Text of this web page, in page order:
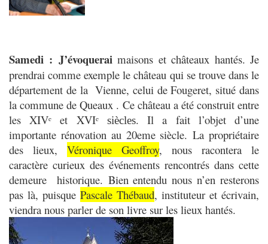
Samedi : J’évoqueraimaisons et châteaux hantés. Je
prendrai comme exemple le château qui se trouve dans le
département de la Vienne, celui de Fougeret, situé dans
la commune de Queaux . Ce château a été construit entre
les XIVᵉ et XVIᵉ siècles. Il a fait l’objet d’une
importante rénovation au 20eme siècle.La propriétaire
des lieux, Véronique Geoffroy, nous racontera le
caractère curieux des événements rencontrés dans cette
demeure historique. Bien entendu nous n’en resterons
pas là, puisque Pascale Thébaud, instituteur et écrivain,
viendra nous parler de son livre sur les lieux hantés.